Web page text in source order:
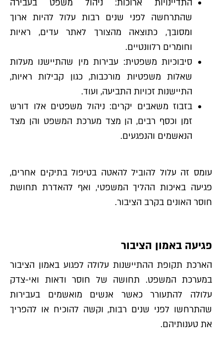
התדיינויות ארוכות: ניהול משפט בעבירה
שהתרחשה לפני שנים רבות עלול להיות ארוך
ומסובך, כתוצאה מהצורך לאתר עדים, ראיות
וחומרים רלוונטיים.
סיבוכיות משפטית: עבירות מין שהתיישנו מעלות
שאלות משפטיות מורכבות, כגון קבילות ראיות,
התיישנות זכויות התביעה, ועוד.
בזבוז משאבים יקרים: ניהול משפטים אלו דורש
זמן וכסף רבים, הן מצד מערכת המשפט והן מצד
הנאשמים והנפגעים.
עומס זה עלול להוביל להאטה בטיפול בתיקים אחרים,
פגיעה באיכות ההליך המשפטי, ואף להאדרת תחושת
חוסר האונים בקרב הציבור.
פגיעה באמון הציבור
הארכת תקופת ההתיישנות עלולה לפגוע באמון הציבור
במערכת המשפט. תחושה של חוסר ודאות ואי-צדק
עלולה להתעורר כאשר אנשים מואשמים בעבירות
שהתרחשו לפני שנים רבות, וקשה להוכיח או להפריך
את טענותיהם.